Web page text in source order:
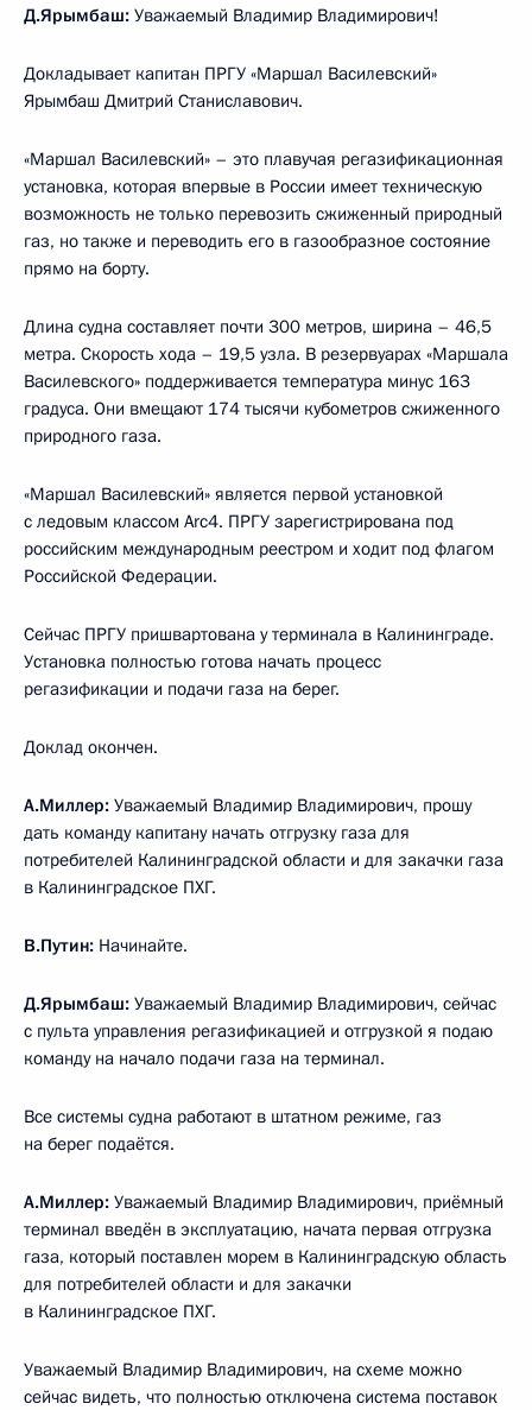
Д.Ярымбаш: Уважаемый Владимир Владимирович!
Докладывает капитан ПРГУ «Маршал Василевский»
Ярымбаш Дмитрий Станиславович.
«Маршал Василевский» – это плавучая регазификационная
установка, которая впервые в России имеет техническую
возможность не только перевозить сжиженный природный
газ, но также и переводить его в газообразное состояние
прямо на борту.
Длина судна составляет почти 300 метров, ширина – 46,5
метра. Скорость хода – 19,5 узла. В резервуарах «Маршала
Василевского» поддерживается температура минус 163
градуса. Они вмещают 174 тысячи кубометров сжиженного
природного газа.
«Маршал Василевский» является первой установкой
с ледовым классом Arc4. ПРГУ зарегистрирована под
российским международным реестром и ходит под флагом
Российской Федерации.
Сейчас ПРГУ пришвартована у терминала в Калининграде.
Установка полностью готова начать процесс
регазификации и подачи газа на берег.
Доклад окончен.
А.Миллер: Уважаемый Владимир Владимирович, прошу
дать команду капитану начать отгрузку газа для
потребителей Калининградской области и для закачки газа
в Калининградское ПХГ.
В.Путин: Начинайте.
Д.Ярымбаш: Уважаемый Владимир Владимирович, сейчас
с пульта управления регазификацией и отгрузкой я подаю
команду на начало подачи газа на терминал.
Все системы судна работают в штатном режиме, газ
на берег подаётся.
А.Миллер: Уважаемый Владимир Владимирович, приёмный
терминал введён в эксплуатацию, начата первая отгрузка
газа, который поставлен морем в Калининградскую область
для потребителей области и для закачки
в Калининградское ПХГ.
Уважаемый Владимир Владимирович, на схеме можно
сейчас видеть, что полностью отключена система поставок